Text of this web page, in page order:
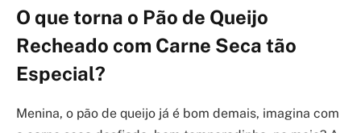
O que torna o Pão de Queijo
Recheado com Carne Seca tão
Especial?
Menina, o pão de queijo já é bom demais, imagina com